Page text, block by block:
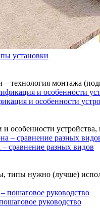
установки
технология монтажа
и особенности
особенности
сравнение разных видов
типы нужно (лучше)
руководство